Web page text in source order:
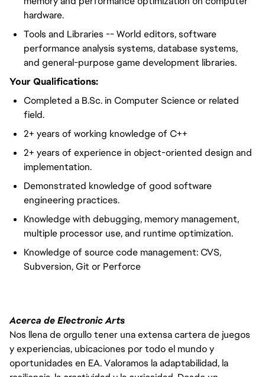
hardware.
Tools and Libraries -- World editors, software
performance analysis systems, database systems,
and general-purpose game development libraries.
Your Qualifications:
Completed a B.Sc. in Computer Science or related
field.
2+ years of working knowledge of C++
2+ years of experience in object-oriented design and
implementation.
Demonstrated knowledge of good software
engineering practices.
Knowledge with debugging, memory management,
multiple processor use, and runtime optimization.
Knowledge of source code management: CVS,
Subversion, Git or Perforce
Acerca de Electronic Arts
Nos llena de orgullo tener una extensa cartera de juegos
y experiencias, ubicaciones por todo el mundo y
oportunidades en EA. Valoramos la adaptabilidad, la